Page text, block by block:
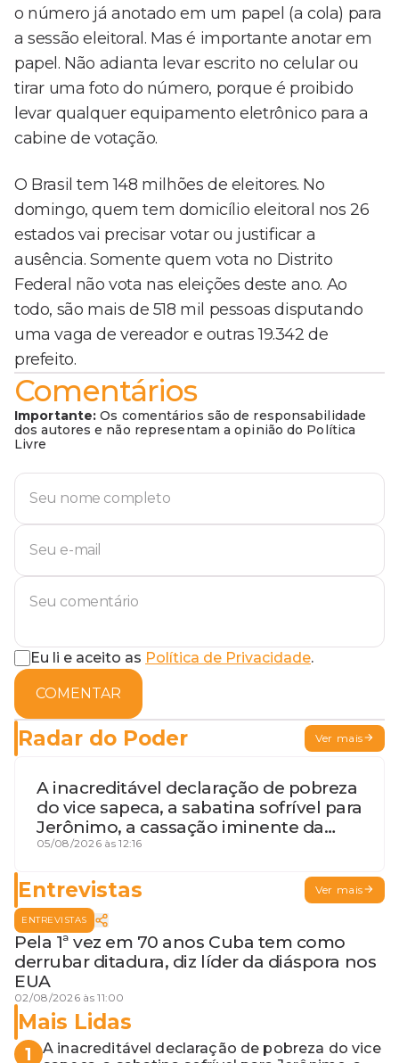
o número já anotado em um papel (a cola) para
a sessão eleitoral. Mas é importante anotar em
papel. Não adianta levar escrito no celular ou
tirar uma foto do número, porque é proibido
levar qualquer equipamento eletrônico para a
cabine de votação.
O Brasil tem 148 milhões de eleitores. No
domingo, quem tem domicílio eleitoral nos 26
estados vai precisar votar ou justificar a
ausência. Somente quem vota no Distrito
Federal não vota nas eleições deste ano. Ao
todo, são mais de 518 mil pessoas disputando
uma vaga de vereador e outras 19.342 de
prefeito.
Comentários
Importante: Os comentários são de responsabilidade
dos autores e não representam a opinião do Política
Livre
Eu li e aceito as Política de Privacidade.
COMENTAR
Radar do Poder Ver mais
A inacreditável declaração de pobreza
do vice sapeca, a sabatina sofrível para
Jerônimo, a cassação iminente da
desembargadora e a vaga do Quinto
05/08/2026 às 12:16
Entrevistas Ver mais
ENTREVISTAS
Pela 1ª vez em 70 anos Cuba tem como
derrubar ditadura, diz líder da diáspora nos
EUA
02/08/2026 às 11:00
Mais Lidas
1
A inacreditável declaração de pobreza do vice